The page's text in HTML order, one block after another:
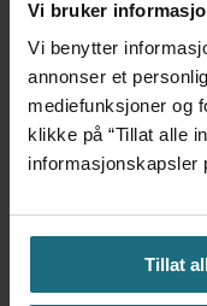
Vi bruker
Vi benytter
annonser et
mediefunksjoner og
klikke på “Tillat alle
informasjonskapsler
Tillat